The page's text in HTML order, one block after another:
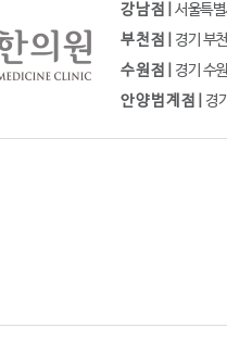
강 남 점 |
서울특
부 천 점 |
경기 부
수 원 점 |
경기 수
안 양 범 계 점 |
경